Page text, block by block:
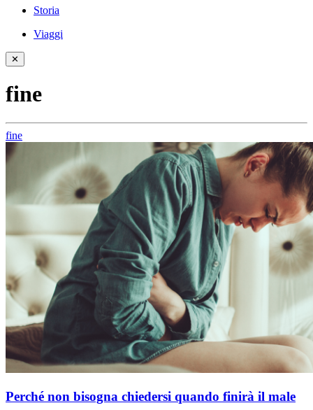
Storia
Viaggi
✕
fine
fine
Perché non bisogna chiedersi quando finirà il male